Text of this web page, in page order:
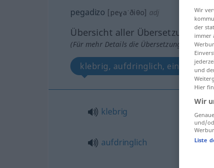
pegadizo [peɣaˈðiθo] adj
Übersicht aller Übersetzungen
(Für mehr Details die Übersetzung
klebrig, aufdringlich, eingängig
klebrig
aufdringlich
Wir
der
immer
und
Hier
Wir
und/
Liste